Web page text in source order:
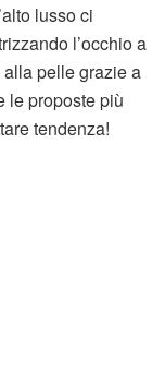
lusso ci
l’occhio a
pelle grazie a
le proposte più
tendenza!